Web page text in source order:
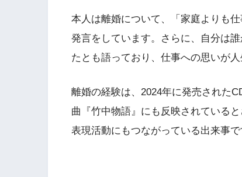
本人は離婚について、「家庭よりも
発言をしています。さらに、自分は
たとも語っており、仕事への思いが
離婚の経験は、2024年に発売された
曲『竹中物語』にも反映されている
表現活動にもつながっている出来事で